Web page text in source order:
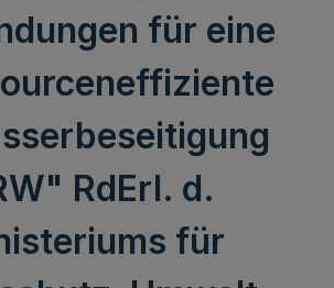
für eine
RdErl. d.
für